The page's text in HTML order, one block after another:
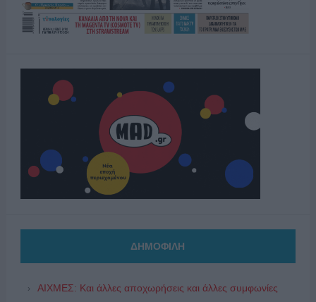
ΔΗΜΟΦΙΛΗ
ΑΙΧΜΕΣ: Και άλλες αποχωρήσεις και άλλες συμφωνίες